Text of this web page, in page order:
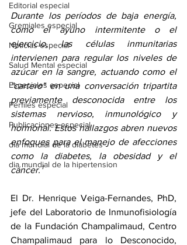
Editorial especial
Gremiales especial
Noticias especial
Salud Mental especial
Especiales especial
Perfiles especial
Publicaciones especial
dia mundial de la diabetes
dia mundial de la hipertension
Durante los períodos de baja energía,
como el ayuno intermitente o el
ejercicio, las células inmunitarias
intervienen para regular los niveles de
azúcar en la sangre, actuando como el
"cartero" en una conversación tripartita
previamente desconocida entre los
sistemas nervioso, inmunológico y
hormonal. Estos hallazgos abren nuevos
enfoques para el manejo de afecciones
como la diabetes, la obesidad y el
cáncer.¹
El Dr. Henrique Veiga-Fernandes, PhD,
jefe del Laboratorio de Inmunofisiología
de la Fundación Champalimaud, Centro
Champalimaud para lo Desconocido,